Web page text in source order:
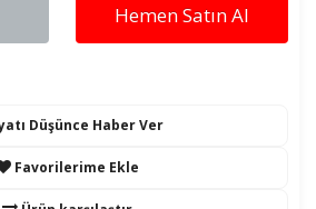
Hemen Satın Al
Düşünce Haber Ver
Favorilerime Ekle